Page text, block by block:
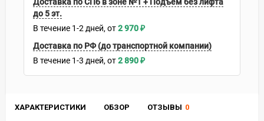
ХАРАКТЕРИСТИКИ ОБЗОР ОТЗЫВЫ 0
до 5 эт.
В течение 1-2 дней 2 970₽
Доставка по РФ (до транспортной компании)
В течение 1-3 дней 2 890₽